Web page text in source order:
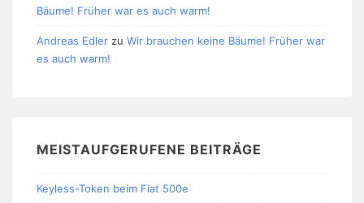
Bäume! Früher war es auch warm!
Andreas Edler zu Wir brauchen keine Bäume! Früher war
es auch warm!
MEISTAUFGERUFENE BEITRÄGE
Keyless-Token beim Fiat 500e